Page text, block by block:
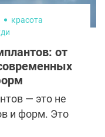
красота
от
— это не
и форм. Это